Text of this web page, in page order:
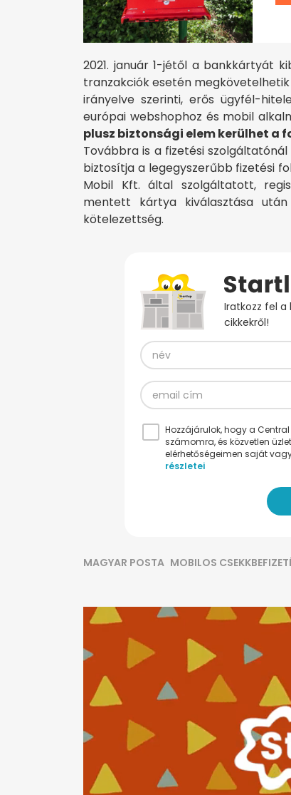
2021. január 1-jétől a bankkártyát
tranzakciók esetén
irányelve szerinti, erős ügyfél-
európai webshophoz és mobil
plusz biztonsági elem kerülhet a
Továbbra is a fizetési
biztosítja a legegyszerűbb fizetési
Mobil Kft. által szolgáltatott,
mentett kártya kiválasztása
kötelezettség.
Iratkozz fel a
cikkekről!
Hozzájárulok, hogy a
számomra, és közvetlen
elérhetőségeimen saját
részletei
MAGYAR POSTA MOBILOS